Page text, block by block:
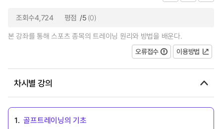
조회수4,724 평점 /5 (0)
본 강좌를 통해 스포츠 종목의 트레이닝 원리와 방법을 배운다.
오류접수
이용방법
차시별 강의
1. 골프트레이닝의 기초